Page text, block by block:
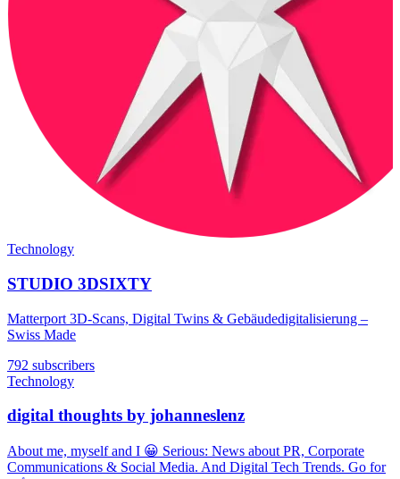
Technology
STUDIO 3DSIXTY
Matterport 3D-Scans, Digital Twins & Gebäudedigitalisierung –
Swiss Made
792 subscribers
Technology
digital thoughts by johanneslenz
About me, myself and I 😀 Serious: News about PR, Corporate
Communications & Social Media. And Digital Tech Trends. Go for